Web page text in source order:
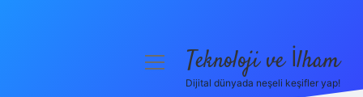
menüyüTeknoloji ve İlham
Dijital dünyada neşeli keşifler yap!